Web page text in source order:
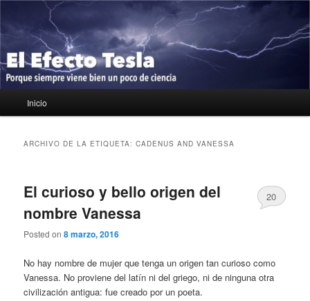
contenido
principal
contenido
secundario
El Efecto Tesla
Porque siempre viene bien un poco de ciencia
principal
Inicio
ARCHIVO DE LA ETIQUETA:CADENUS AND VANESSA
El curioso y bello origen del
nombre Vanessa
Posted on8 marzo, 2016
20
No hay nombre de mujer que tenga un origen tan curioso como
Vanessa. No proviene del latín ni del griego, ni de ninguna otra
civilización antigua: fue creado por un poeta.